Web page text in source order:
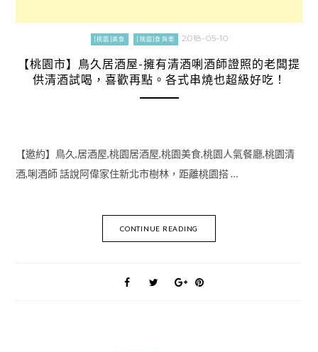
[桃園]美食 [桃園]食與樂 2018-05-10
【桃園市】鳥久居酒屋-擁有清酒唎酒師證照的老闆提
供清酒試喝，喜歡再點。各式串燒也超級好吃！
【邀約】鳥久,居酒屋,桃園居酒屋,桃園美食,桃園人氣餐廳,桃園清
酒,唎酒師 話說阿偉家住新北市樹林，距離桃園搭 …
CONTINUE READING